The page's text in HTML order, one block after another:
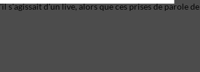
s'agissait d'un live, alors que ces prises de parole de